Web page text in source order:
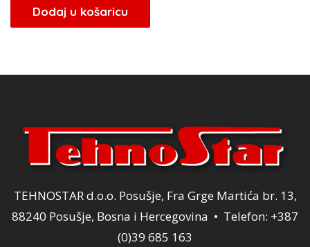
bila
je:
63,20 KM.
Dodaj u košaricu
TEHNOSTAR d.o.o. Posušje, Fra Grge Martića br. 13,
88240 Posušje, Bosna i Hercegovina • Telefon: +387
(0)39 685 163